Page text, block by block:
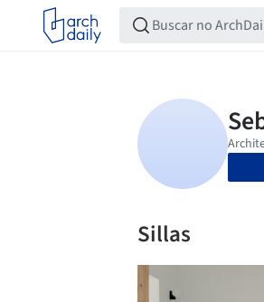
Sillas